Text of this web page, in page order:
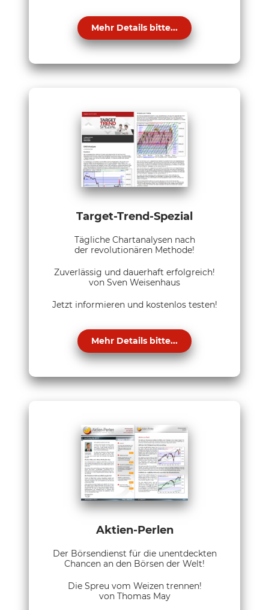
Mehr Details bitte...
Target-Trend-Spezial
Tägliche Chartanalysen nach
der revolutionären Methode!
Zuverlässig und dauerhaft erfolgreich!
von Sven Weisenhaus
Jetzt informieren und kostenlos testen!
Mehr Details bitte...
Aktien-Perlen
Der Börsendienst für die unentdeckten
Chancen an den Börsen der Welt!
Die Spreu vom Weizen trennen!
von Thomas May